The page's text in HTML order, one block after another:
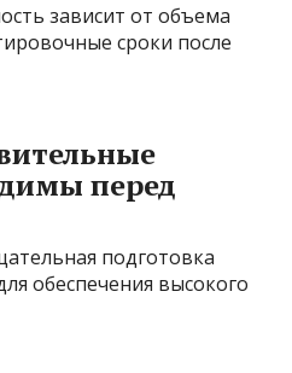
зависит от объема
сроки после
перед
подготовка
обеспечения высокого